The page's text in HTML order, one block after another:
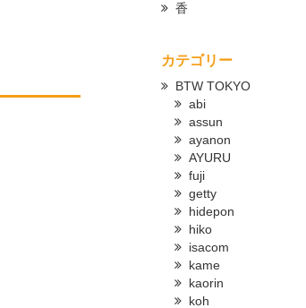
香
カテゴリー
BTW TOKYO
abi
assun
ayanon
AYURU
fuji
getty
hidepon
hiko
isacom
kame
kaorin
koh